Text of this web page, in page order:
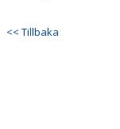
<< Tillbaka